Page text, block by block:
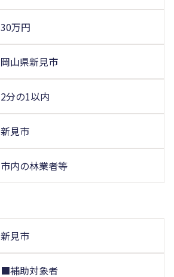
30万円
岡山県新見市
2分の1以内
新見市
市内の林業者等
新見市
■補助対象者